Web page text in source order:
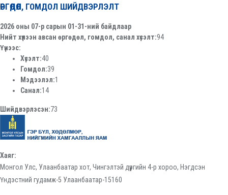
ӨРГӨДӨЛ, ГОМДОЛ ШИЙДВЭРЛЭЛТ
2026 оны 07-р сарын 01-31-ний байдлаар
Нийт хүлээн авсан өргөдөл, гомдол, санал хүсэлт:94
Үүнээс:
Хүсэлт:40
Гомдол:39
Мэдээлэл:1
Санал:14
Шийдвэрлэсэн:73
Хаяг:
Монгол Улс, Улаанбаатар хот, Чингэлтэй дүүргийн 4-р хороо, Нэгдсэн
Үндэстний гудамж-5 Улаанбаатар-15160